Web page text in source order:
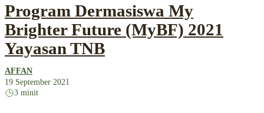
Program Dermasiswa My
Brighter Future (MyBF) 2021
Yayasan TNB
AFFAN
19 September 2021
3 minit